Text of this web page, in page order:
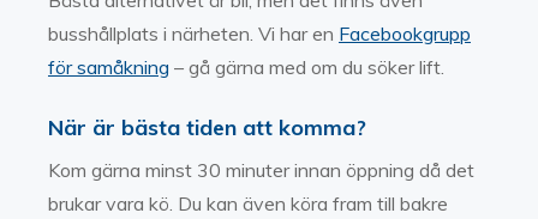
busshållplats i närheten. Vi har en Facebook­grupp
för samåkning – gå gärna med om du söker lift.
När är bästa tiden att komma?
Kom gärna minst 30 minuter innan öppning då det
brukar vara kö. Du kan även köra fram till bakre